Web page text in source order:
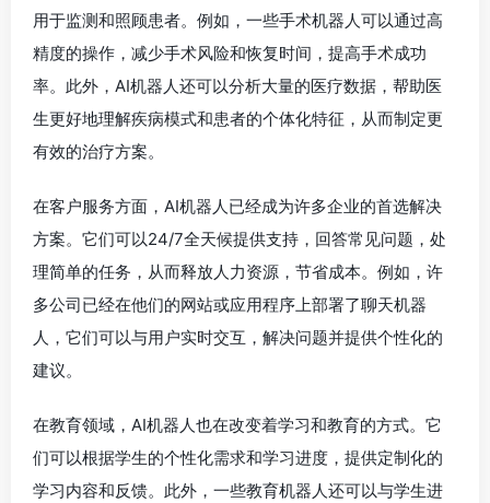
用于监测和照顾患者。例如，一些手术机器人可以通过高
精度的操作，减少手术风险和恢复时间，提高手术成功
率。此外，AI机器人还可以分析大量的医疗数据，帮助医
生更好地理解疾病模式和患者的个体化特征，从而制定更
有效的治疗方案。
在客户服务方面，AI机器人已经成为许多企业的首选解决
方案。它们可以24/7全天候提供支持，回答常见问题，处
理简单的任务，从而释放人力资源，节省成本。例如，许
多公司已经在他们的网站或应用程序上部署了聊天机器
人，它们可以与用户实时交互，解决问题并提供个性化的
建议。
在教育领域，AI机器人也在改变着学习和教育的方式。它
们可以根据学生的个性化需求和学习进度，提供定制化的
学习内容和反馈。此外，一些教育机器人还可以与学生进